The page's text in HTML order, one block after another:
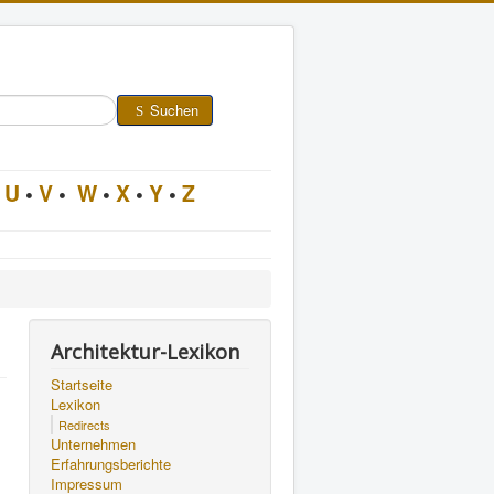
Suchen
U • V • W • X • Y • Z
Architektur-Lexikon
Startseite
Lexikon
Redirects
Unternehmen
Erfahrungsberichte
Impressum